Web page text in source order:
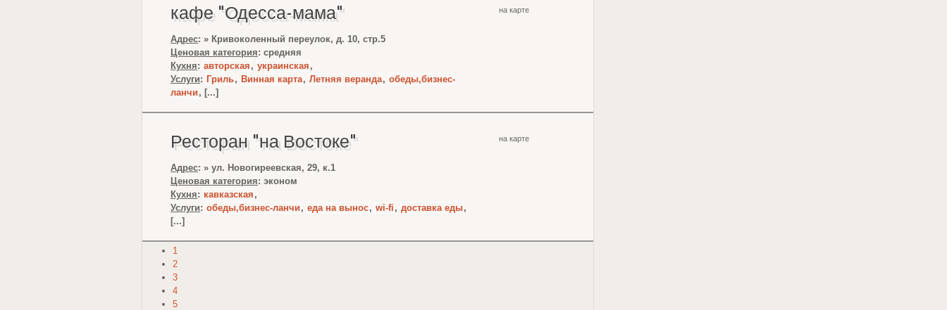
кафе "Одесса-мама"
Адрес: » Кривоколенный переулок, д. 10, стр.5
Ценовая категория: средняя
Кухня: авторская , украинская ,
Услуги: Гриль, Винная карта, Летняя веранда, обеды,бизнес-
ланчи , [...]
на карте
Ресторан "на Востоке"
Адрес: » ул. Новогиреевская, 29, к.1
Ценовая категория: эконом
Кухня: кавказская ,
Услуги: обеды,бизнес-ланчи , еда на вынос, wi-fi , доставка еды,
[...]
на карте
1
2
3
4
5